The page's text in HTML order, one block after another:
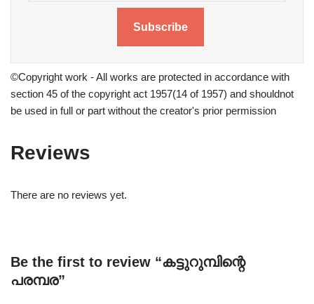
Subscribe
©Copyright work - All works are protected in accordance with
section 45 of the copyright act 1957(14 of 1957) and shouldnot
be used in full or part without the creator's prior permission
Reviews
There are no reviews yet.
Be the first to review “കട്ടുറുമ്പിന്റെ
പരമ്പര”